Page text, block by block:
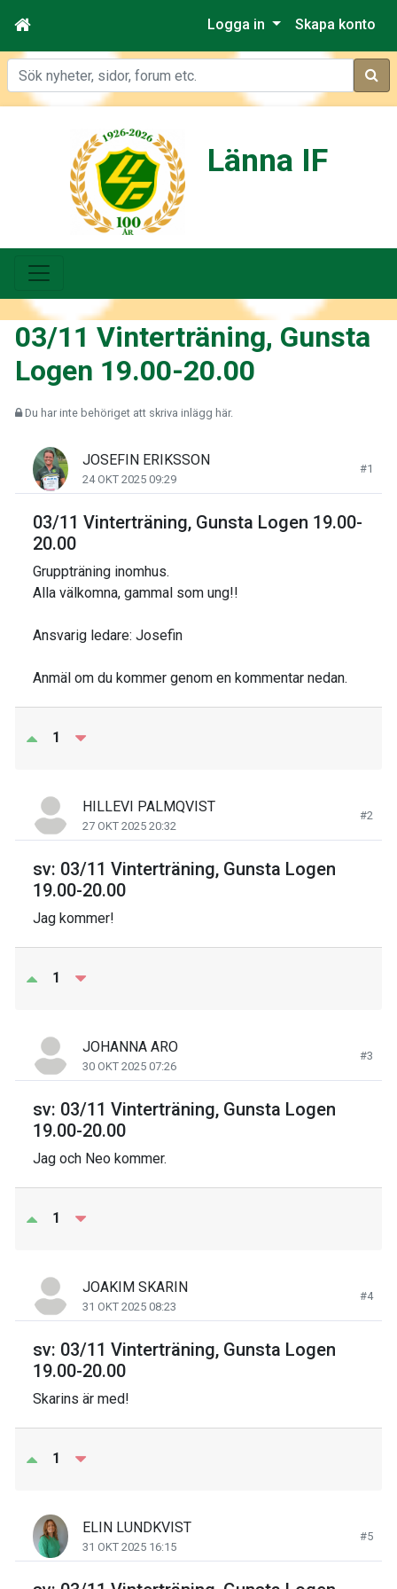
Logga in Skapa konto
Sök
Länna IF
03/11 Vinterträning, Gunsta
Logen 19.00-20.00
Du har inte behöriget att skriva inlägg här.
JOSEFIN ERIKSSON
24 OKT 2025 09:29
#1
03/11 Vinterträning, Gunsta Logen 19.00-
20.00
Gruppträning inomhus.
Alla välkomna, gammal som ung!!
Ansvarig ledare: Josefin
Anmäl om du kommer genom en kommentar nedan.
1
HILLEVI PALMQVIST
27 OKT 2025 20:32
#2
sv: 03/11 Vinterträning, Gunsta Logen
19.00-20.00
Jag kommer!
1
JOHANNA ARO
30 OKT 2025 07:26
#3
sv: 03/11 Vinterträning, Gunsta Logen
19.00-20.00
Jag och Neo kommer.
1
JOAKIM SKARIN
31 OKT 2025 08:23
#4
sv: 03/11 Vinterträning, Gunsta Logen
19.00-20.00
Skarins är med!
1
ELIN LUNDKVIST
31 OKT 2025 16:15
#5